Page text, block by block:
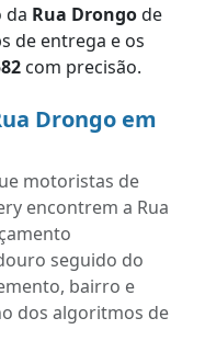
da Rua Drongode
de entrega e os
com precisão.
Drongo em
motoristas de
encontrem a Rua
seguido do
bairro e
dos algoritmos de